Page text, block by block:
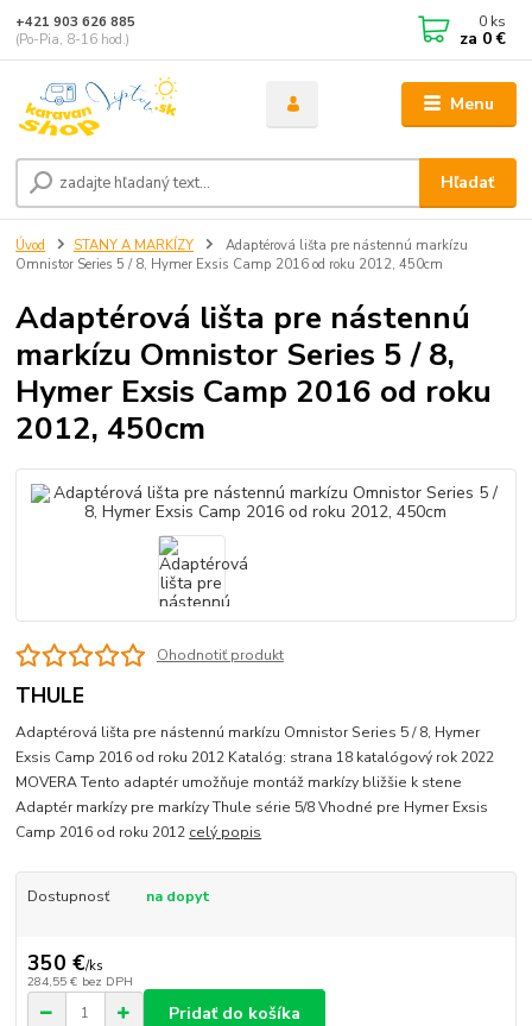
Menu
Hľadať
+421 903 626 885
(Po-Pia, 8-16 hod.)
0 ks
za 0 €
Úvod STANY A MARKÍZY
Adaptérová lišta pre nástennú markízu
Omnistor Series 5 / 8, Hymer Exsis Camp 2016 od roku 2012, 450cm
Adaptérová lišta pre nástennú
markízu Omnistor Series 5 / 8,
Hymer Exsis Camp 2016 od roku
2012, 450cm
Ohodnotiť produkt
THULE
Adaptérová lišta pre nástennú markízu Omnistor Series 5 / 8, Hymer
Exsis Camp 2016 od roku 2012 Katalóg: strana 18 katalógový rok 2022
MOVERA Tento adaptér umožňuje montáž markízy bližšie k stene
Adaptér markízy pre markízy Thule série 5/8 Vhodné pre Hymer Exsis
Camp 2016 od roku 2012 celý popis
Dostupnosť na dopyt
350 €/ks
284,55 € bez DPH
Pridať do košíka